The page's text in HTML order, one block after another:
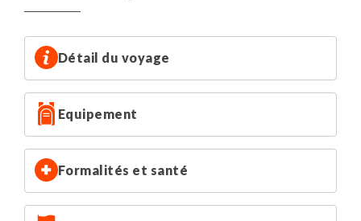
Détail du voyage
Equipement
Formalités et santé